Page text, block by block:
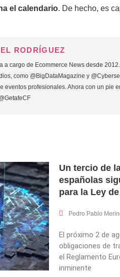
el calendario. De hecho, es
RODRÍGUEZ
a cargo de Ecommerce News desde
como @BigDataMagazine y
eventos profesionales. Ahora con un pie
Un tercio de
españolas
para la Ley
Pedro Pablo
El próximo 2 de
obligaciones de
el Reglamento
inminente